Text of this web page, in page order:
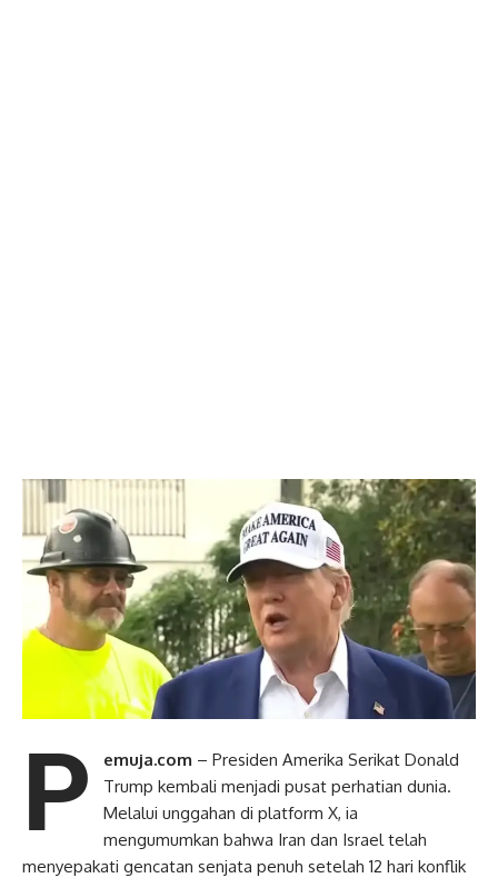
P emuja.com – Presiden Amerika Serikat Donald
Trump kembali menjadi pusat perhatian dunia.
Melalui unggahan di platform X, ia
mengumumkan bahwa Iran dan Israel telah
menyepakati gencatan senjata penuh setelah 12 hari konflik